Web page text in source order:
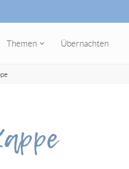
Themen Übernachten